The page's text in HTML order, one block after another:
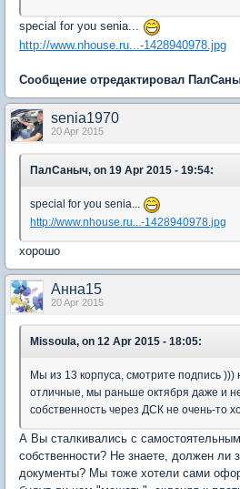
special for you senia...
http://www.nhouse.ru...-1428940978.jpg
Сообщение отредактировал
senia1970
20 Apr 2015
ПалСаныч, on 19 Apr 2015 - 19:54:
special for you senia...
http://www.nhouse.ru...-1428940978.jpg
хорошо
Анна15
20 Apr 2015
Missoula, on 12 Apr 2015 - 18:05:
Мы из 13 корпуса, смотрите подпись )))
отличные, мы раньше октября даже и
собственность через ДСК не очень-то
А Вы сталкивались с
собственности? Не знаете, должен ли
документы? Мы тоже хотели сами